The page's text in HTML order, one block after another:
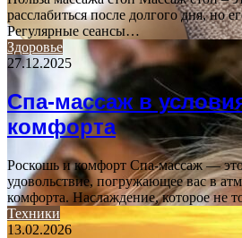
расслабиться после долгого дня, но
Регулярные сеансы…
Здоровье
27.12.2025
Спа-массаж в
комфорта
Роскошь и комфорт Спа-массаж —
удовольствие, погружающее вас в
комфорта. Наслаждение, которое не
Техники
13.02.2026